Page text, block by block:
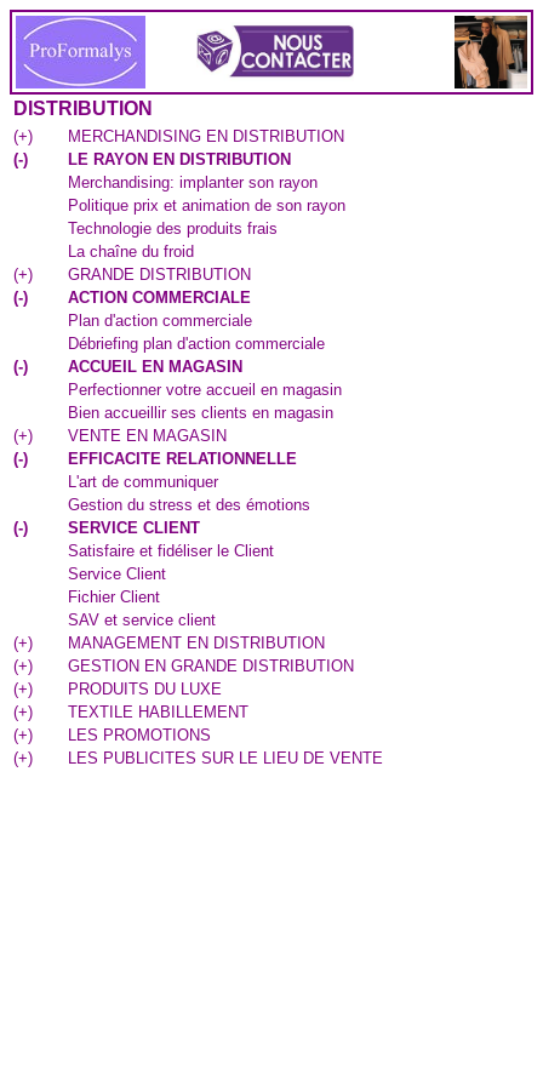
DISTRIBUTION
(+)
MERCHANDISING EN DISTRIBUTION
(-)
LE RAYON EN DISTRIBUTION
Merchandising: implanter son rayon
Politique prix et animation de son rayon
Technologie des produits frais
La chaîne du froid
(+)
GRANDE DISTRIBUTION
(-)
ACTION COMMERCIALE
Plan d'action commerciale
Débriefing plan d'action commerciale
(-)
ACCUEIL EN MAGASIN
Perfectionner votre accueil en magasin
Bien accueillir ses clients en magasin
(+)
VENTE EN MAGASIN
(-)
EFFICACITE RELATIONNELLE
L'art de communiquer
Gestion du stress et des émotions
(-)
SERVICE CLIENT
Satisfaire et fidéliser le Client
Service Client
Fichier Client
SAV et service client
(+)
MANAGEMENT EN DISTRIBUTION
(+)
GESTION EN GRANDE DISTRIBUTION
(+)
PRODUITS DU LUXE
(+)
TEXTILE HABILLEMENT
(+)
LES PROMOTIONS
(+) LES PUBLICITES SUR LE LIEU DE VENTE